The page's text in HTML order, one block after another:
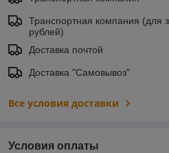
Транспортная компания (для
рублей)
Доставка почтой
Доставка "Самовывоз"
Все условия доставки
Условия оплаты